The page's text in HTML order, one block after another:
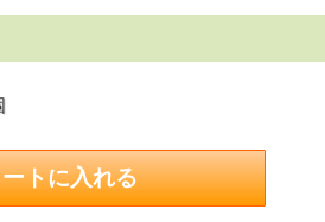
、曲面、布、土壁、砂壁、天然大
プロピレン、軟質ゴムなど<br>